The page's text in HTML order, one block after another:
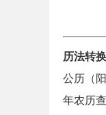
历法转
公历（
年农历